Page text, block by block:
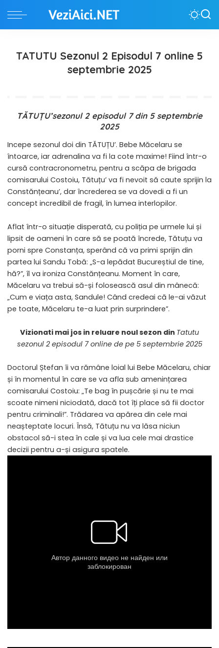
TATUTU Sezonul 2 Episodul 7 online 5
septembrie 2025
TĂTUȚU’sezonul 2 episodul 7 din 5 septembrie
2025
Incepe sezonul doi din TĂTUȚU’. Bebe Măcelaru se
întoarce, iar adrenalina va fi la cote maxime! Fiind într-o
cursă contracronometru, pentru a scăpa de brigada
comisarului Costoiu, Tătuțu’ va fi nevoit să caute sprijin la
Constănțeanu’, dar încrederea se va dovedi a fi un
concept incredibil de fragil, în lumea interlopilor.
Aflat într-o situație disperată, cu poliția pe urmele lui și
lipsit de oameni în care să se poată încrede, Tătuțu va
porni spre Constanța, sperând că va primi sprijin din
partea lui Sandu Tobă: „S-a lepădat Bucureștiul de tine,
hă?”, îl va ironiza Constănțeanu. Moment în care,
Măcelaru va trebui să-și folosească asul din mânecă:
„Cum e viața asta, Sandule! Când credeai că le-ai văzut
pe toate, Măcelaru te-a luat prin surprindere”.
Vizionati mai jos in reluare noul sezon din Tatutu
sezonul 2 episodul 7 online de pe 5 septembrie 2025
Doctorul Ștefan îi va rămâne loial lui Bebe Măcelaru, chiar
și în momentul în care se va afla sub amenințarea
comisarului Costoiu: „Te bag în pușcărie și nu te mai
scoate nimeni niciodată, dacă tot îți place să fii doctor
pentru criminali!”. Trădarea va apărea din cele mai
neașteptate locuri. Însă, Tătuțu nu va lăsa niciun
obstacol să-i stea în cale și va lua cele mai drastice
decizii pentru a-și asigura spatele.